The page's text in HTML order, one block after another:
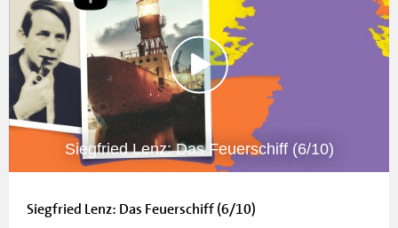
Siegfried Lenz: Das Feuerschiff (6/10)
Siegfried Lenz: Das Feuerschiff (6/10)